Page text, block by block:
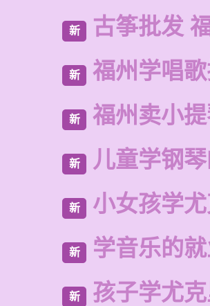
新 古筝批发
新 福州学唱
新 福州卖小
新 儿童学钢
新 小女孩学
新 学音乐的
新 孩子学尤